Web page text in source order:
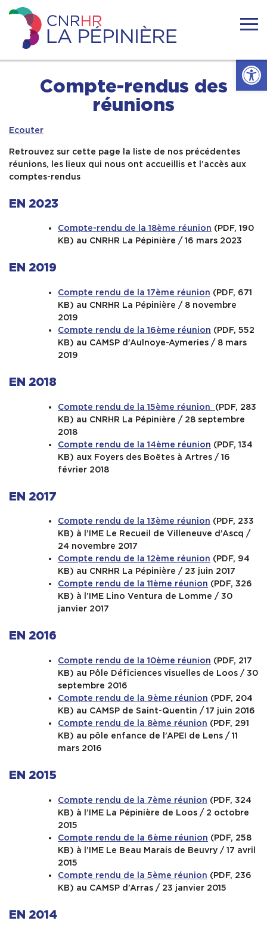
Ouvrir
to
content
Centre
national
de
handicaps
Nous connaitre
Contact & Accès
Compte-rendus des
réunions
Ecouter
Retrouvez sur cette page la liste de nos précédentes
réunions, les lieux qui nous ont accueillis et l’accès aux
comptes-rendus
EN 2023
Compte-rendu de la 18ème réunion (PDF, 190
KB) au CNRHR La Pépinière / 16 mars 2023
EN 2019
Compte rendu de la 17ème réunion (PDF, 671
KB) au CNRHR La Pépinière / 8 novembre
2019
Compte rendu de la 16ème réunion (PDF, 552
KB) au CAMSP d’Aulnoye-Aymeries / 8 mars
2019
EN 2018
Compte rendu de la 15ème réunion (PDF, 283
KB) au CNRHR La Pépinière / 28 septembre
2018
Compte rendu de la 14ème réunion (PDF, 134
KB) aux Foyers des Boëtes à Artres / 16
février 2018
EN 2017
Compte rendu de la 13ème réunion (PDF, 233
KB) à l’IME Le Recueil de Villeneuve d’Ascq /
24 novembre 2017
Compte rendu de la 12ème réunion (PDF, 94
KB) au CNRHR La Pépinière / 23 juin 2017
Compte rendu de la 11ème réunion (PDF, 326
KB) à l’IME Lino Ventura de Lomme / 30
janvier 2017
EN 2016
Compte rendu de la 10ème réunion (PDF, 217
KB) au Pôle Déficiences visuelles de Loos / 30
septembre 2016
Compte rendu de la 9ème réunion (PDF, 204
KB) au CAMSP de Saint-Quentin / 17 juin 2016
Compte rendu de la 8ème réunion (PDF, 291
KB) au pôle enfance de l’APEI de Lens / 11
mars 2016
EN 2015
Compte rendu de la 7ème réunion (PDF, 324
KB) à l’IME La Pépinière de Loos / 2 octobre
2015
Compte rendu de la 6ème réunion (PDF, 258
KB) à l’IME Le Beau Marais de Beuvry / 17 avril
2015
Compte rendu de la 5ème réunion (PDF, 236
KB) au CAMSP d’Arras / 23 janvier 2015
EN 2014